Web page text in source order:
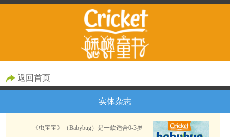
返回首页
实体杂志
《虫宝宝》（Babybug）是一款适合0-3岁